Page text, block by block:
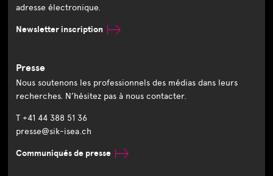
adresse électronique.
Newsletter inscription
Presse
Nous soutenons les professionnels des médias dans leurs
recherches. N’hésitez pas à nous contacter.
T +41 44 388 51 36
presse@sik-isea.ch
Communiqués de presse